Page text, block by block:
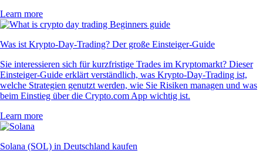
Learn more
Was ist Krypto-Day-Trading? Der große Einsteiger-Guide
Sie interessieren sich für kurzfristige Trades im Kryptomarkt? Dieser
Einsteiger-Guide erklärt verständlich, was Krypto-Day-Trading ist,
welche Strategien genutzt werden, wie Sie Risiken managen und was
beim Einstieg über die Crypto.com App wichtig ist.
Learn more
Solana (SOL) in Deutschland kaufen